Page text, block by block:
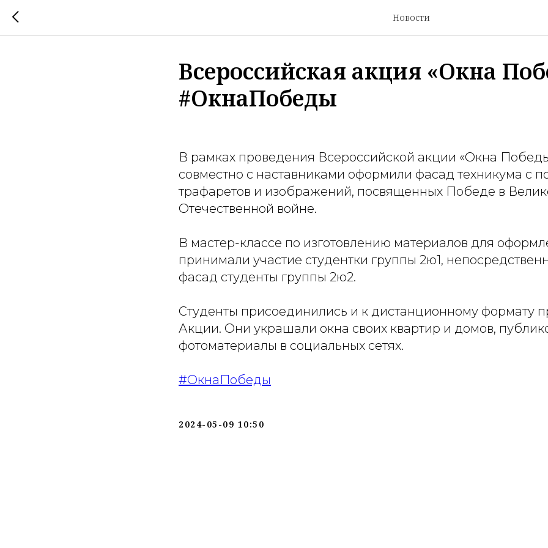
Новости
Всероссийская акция «Окна
#ОкнаПобеды
В рамках проведения Всероссийской акции «Окна
совместно с наставниками оформили фасад техникума с
трафаретов и изображений, посвященных Победе в
Отечественной войне.
В мастер-классе по изготовлению материалов для
принимали участие студентки группы 2ю1,
фасад студенты группы 2ю2.
Студенты присоединились и к дистанционному формату
Акции. Они украшали окна своих квартир и домов,
фотоматериалы в социальных сетях.
#ОкнаПобеды
2024-05-09 10:50